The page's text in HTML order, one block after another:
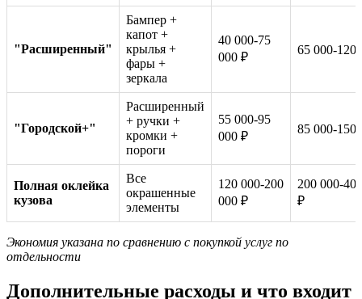
"Расширенный"
Бампер +
капот +
крылья +
фары +
зеркала
40 000-75
000 ₽
65 000-120
"Городской+"
Расширенный
+ ручки +
кромки +
пороги
55 000-95
000 ₽
85 000-150
Полная оклейка
кузова
Все
окрашенные
элементы
120 000-200
000 ₽
200 000-
₽
Экономия указана по сравнению с покупкой услуг по
отдельности
Дополнительные расходы и что входит